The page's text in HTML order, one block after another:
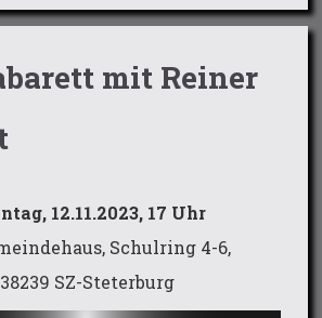
mit Reiner
12.11.2023, 17 Uhr
Schulring 4-6,
38239 SZ-Steterburg